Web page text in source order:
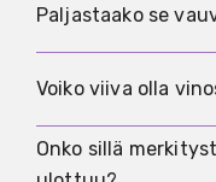
Nimi on
tummempaan.
Paljastaako se
Ei. Luotettavaa
Voiko viiva olla
Kyllä. Muoto on
Onko sillä